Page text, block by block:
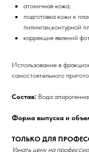
атоничная кожа;
подготовка кожи к
пилингам,контурной
коррекция явлений
Использование в
самостоятельного
Состав: Вода
Форма выпуска и
ТОЛЬКО ДЛЯ
Узнать цену на